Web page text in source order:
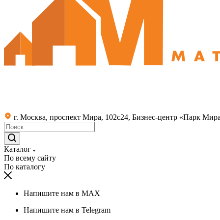
г. Москва, проспект Мира, 102с24, Бизнес-центр «Парк
Каталог
По всему сайту
По каталогу
Напишите нам в MAX
Напишите нам в Telegram